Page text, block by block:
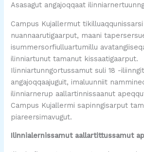
Asasagut angajoqqaat
Campus Kujallermut tikilluaqqunissarsi
nuannaarutigaarput, maani
isummersorfiulluartumillu
ilinniartunut tamanut kissaatigaarput.
Ilinniartunngortussamut suli 18 -
angajoqqaajuguit, imaluunniit
ilinniarnerup aallartinnissaanut
Campus Kujallermi sapinngisarput
piareersimavugut.
Ilinnialernissamut aallartittussamut